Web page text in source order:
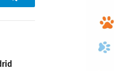
Telegram